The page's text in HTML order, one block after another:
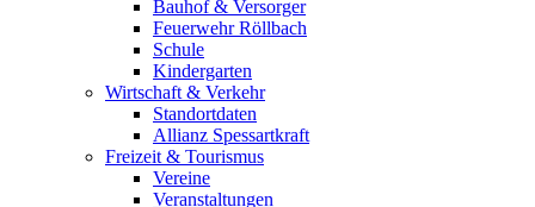
Bauhof & Versorger
Feuerwehr Röllbach
Schule
Kindergarten
Wirtschaft & Verkehr
Standortdaten
Allianz Spessartkraft
Freizeit & Tourismus
Vereine
Veranstaltungen